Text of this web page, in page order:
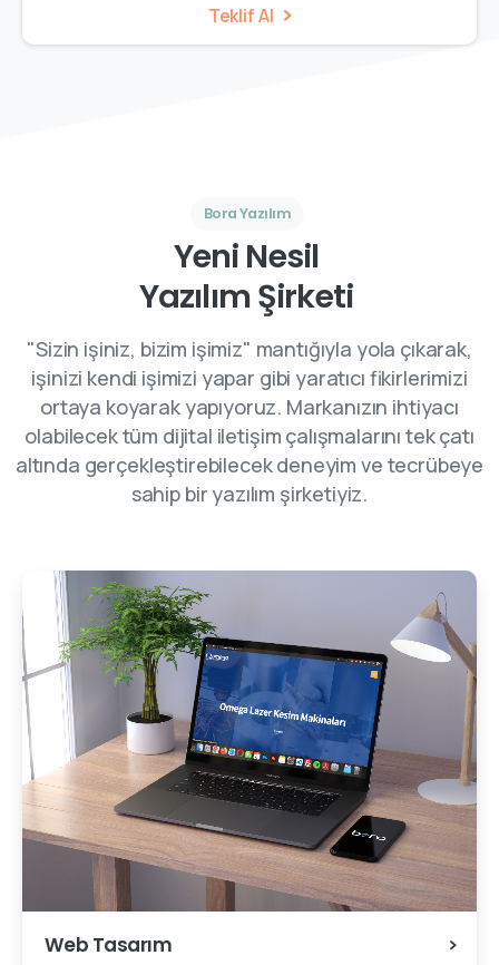
Teklif Al
Bora Yazılım
Yeni Nesil
Yazılım Şirketi
"Sizin işiniz, bizim işimiz" mantığıyla yola çıkarak,
işinizi kendi işimizi yapar gibi yaratıcı fikirlerimizi
ortaya koyarak yapıyoruz. Markanızın ihtiyacı
olabilecek tüm dijital iletişim çalışmalarını tek çatı
altında gerçekleştirebilecek deneyim ve tecrübeye
sahip bir yazılım şirketiyiz.
Web Tasarım